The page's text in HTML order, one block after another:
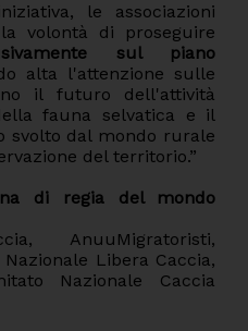
le associazioni
volontà di proseguire
sul piano
alta l'attenzione sulle
il futuro dell'attività
fauna selvatica e il
svolto dal mondo rurale
del territorio.”
di regia del mondo
AnuuMigratoristi,
Libera Caccia,
Nazionale Caccia